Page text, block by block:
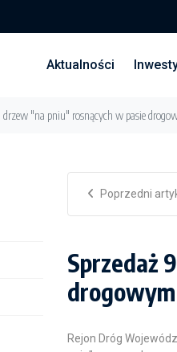
Aktualności
drzew "na pniu" rosnących w pasie
Poprzedni
Sprzedaż
Rejon Dróg